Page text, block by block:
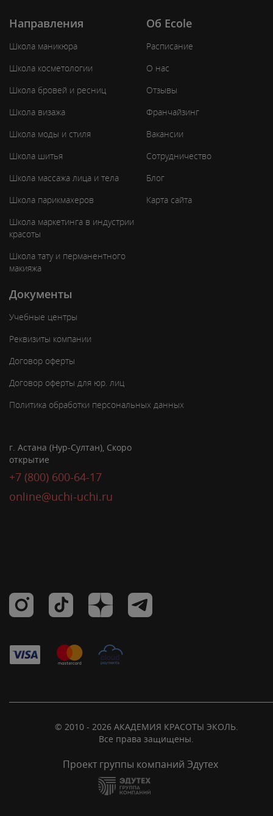
Направления
Школа маникюра
Школа косметологии
Школа бровей и ресниц
Школа визажа
Школа моды и стиля
Школа шитья
Школа массажа лица и тела
Школа парикмахеров
Школа маркетинга в индустрии
красоты
Школа тату и перманентного
макияжа
Об Ecole
Расписание
О нас
Отзывы
Франчайзинг
Вакансии
Сотрудничество
Блог
Карта сайта
Документы
Учебные центры
Реквизиты компании
Договор оферты
Договор оферты для юр. лиц
Политика обработки персональных данных
г. Астана (Нур-Султан), Скоро
открытие
+7 (800) 600-64-17
online@uchi-uchi.ru
© 2010 - 2026 АКАДЕМИЯ КРАСОТЫ ЭКОЛЬ.
Все права защищены.
Проект группы компаний Эдутех